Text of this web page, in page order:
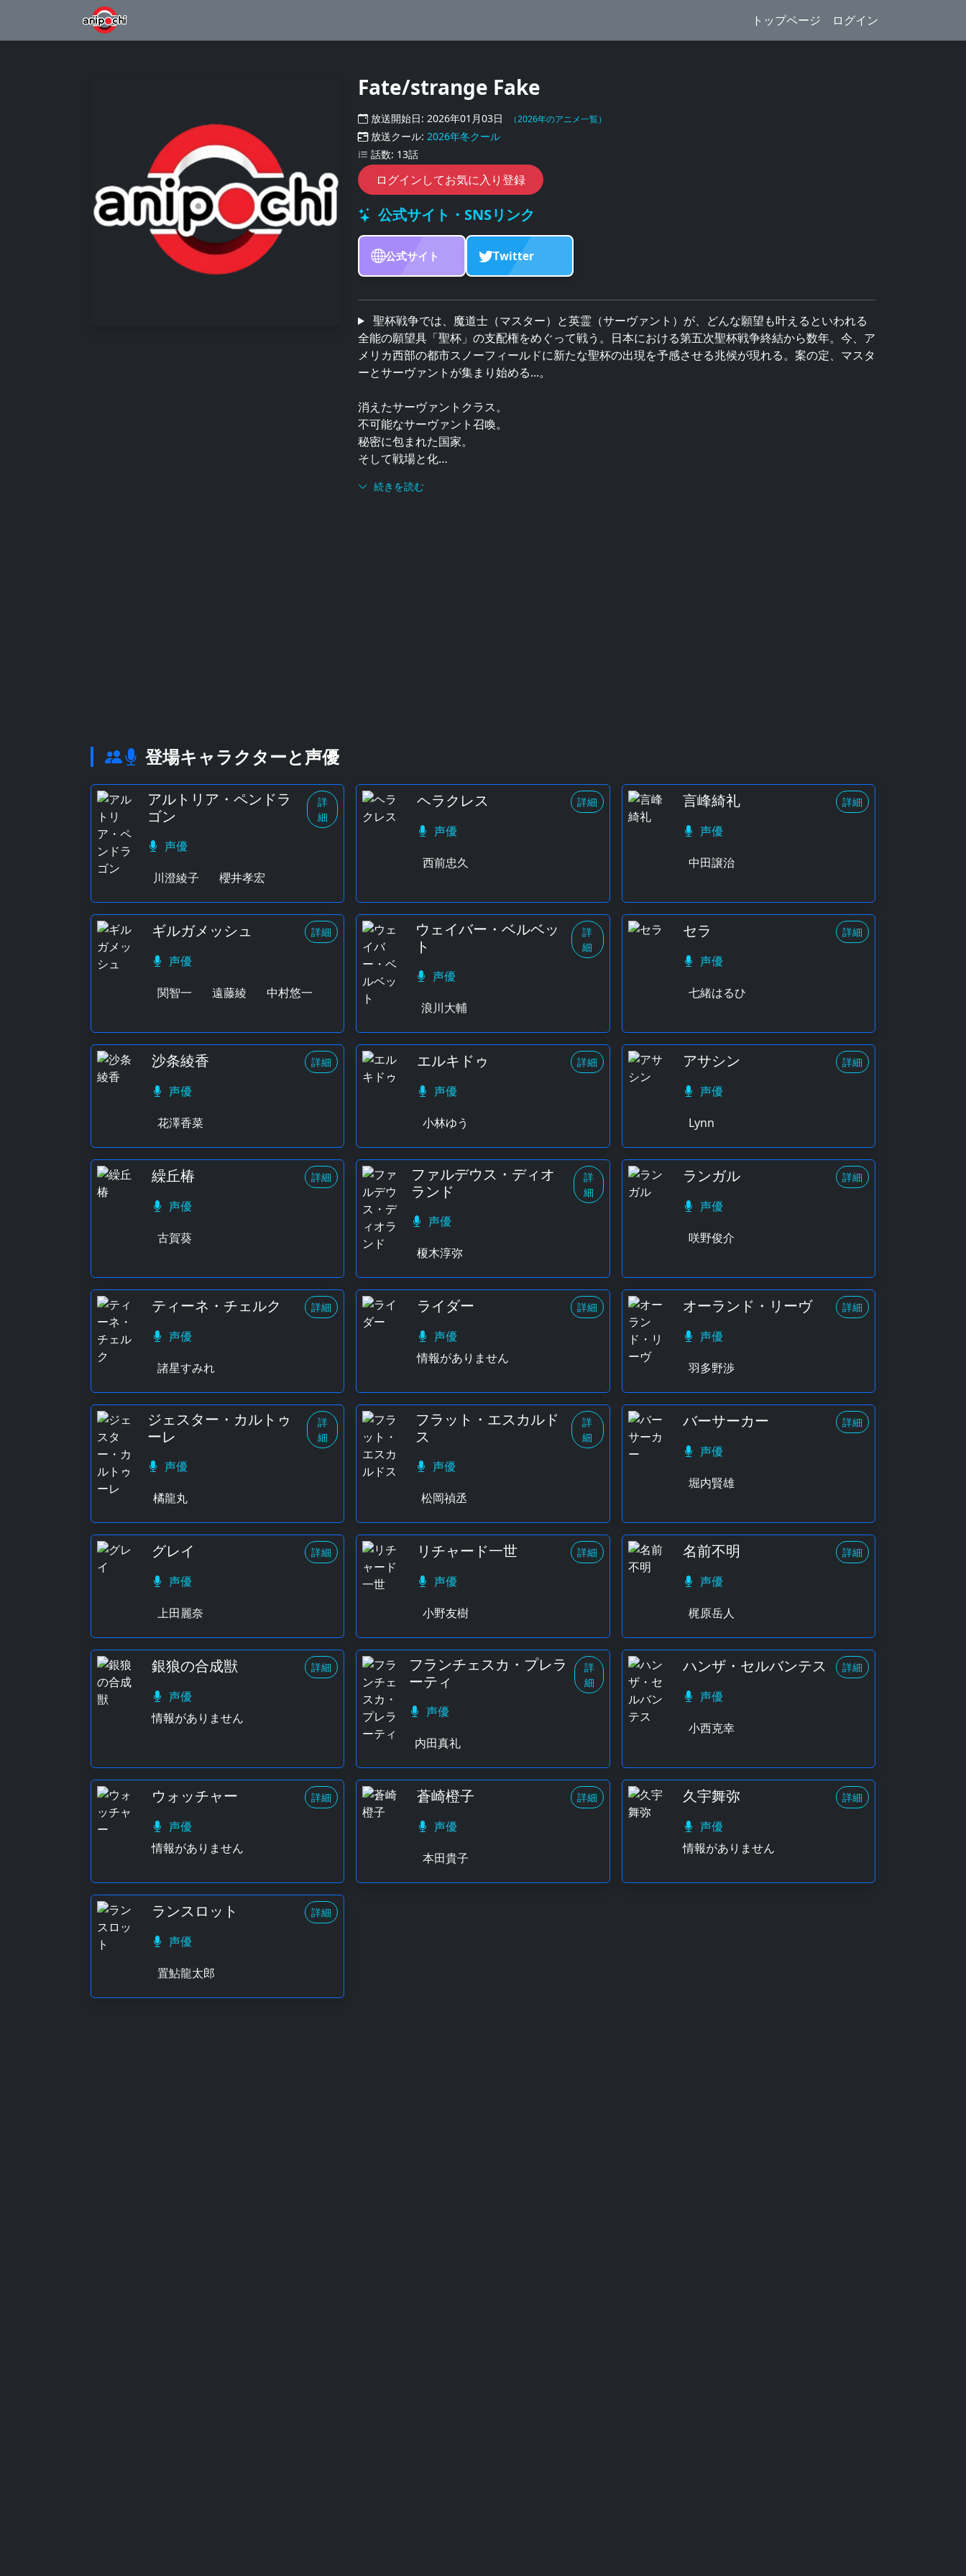
トップページ ログイン
Fate/strange Fake
放送開始日: 2026年01月03日 （2026年のアニメ一覧）
放送クール: 2026年冬クール
話数: 13話
ログインしてお気に入り登録
公式サイト・SNSリンク
公式サイト Twitter
聖杯戦争では、魔道士（マスター）と英霊（サーヴァント）が、どんな願望も叶えるといわれる
全能の願望具「聖杯」の支配権をめぐって戦う。日本における第五次聖杯戦争終結から数年。今、ア
メリカ西部の都市スノーフィールドに新たな聖杯の出現を予感させる兆候が現れる。案の定、マスタ
ーとサーヴァントが集まり始める...。
消えたサーヴァントクラス。
不可能なサーヴァント召喚。
秘密に包まれた国家。
そして戦場と化…
続きを読む
登場キャラクターと声優
アルトリア・ペンドラ
ゴン
詳
細
声優
川澄綾子
櫻井孝宏
ヘラクレス 詳細
声優
西前忠久
言峰綺礼 詳細
声優
中田譲治
ギルガメッシュ 詳細
声優
関智一
遠藤綾 中村悠一
ウェイバー・ベルベッ
ト
詳
細
声優
浪川大輔
セラ 詳細
声優
七緒はるひ
沙条綾香 詳細
声優
花澤香菜
エルキドゥ 詳細
声優
小林ゆう
アサシン 詳細
声優
Lynn
繰丘椿 詳細
声優
古賀葵
ファルデウス・ディオ
ランド
詳
細
声優
榎木淳弥
ランガル 詳細
声優
咲野俊介
ティーネ・チェルク 詳細
声優
諸星すみれ
ライダー 詳細
声優
情報がありません
オーランド・リーヴ 詳細
声優
羽多野渉
ジェスター・カルトゥ
ーレ
詳
細
声優
橘龍丸
フラット・エスカルド
ス
詳
細
声優
松岡禎丞
バーサーカー 詳細
声優
堀内賢雄
グレイ 詳細
声優
上田麗奈
リチャード一世 詳細
声優
小野友樹
名前不明 詳細
声優
梶原岳人
銀狼の合成獣 詳細
声優
情報がありません
フランチェスカ・プレラ
ーティ
詳
細
声優
内田真礼
ハンザ・セルバンテス 詳細
声優
小西克幸
ウォッチャー 詳細
声優
情報がありません
蒼崎橙子 詳細
声優
本田貴子
久宇舞弥 詳細
声優
情報がありません
ランスロット 詳細
声優
置鮎龍太郎